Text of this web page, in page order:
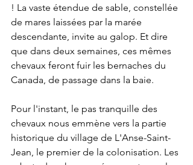
! La vaste étendue de sable, constellée
de mares laissées par la marée
descendante, invite au galop. Et dire
que dans deux semaines, ces mêmes
chevaux feront fuir les bernaches du
Canada, de passage dans la baie.
Pour l'instant, le pas tranquille des
chevaux nous emmène vers la partie
historique du village de L'Anse-Saint-
Jean, le premier de la colonisation. Les